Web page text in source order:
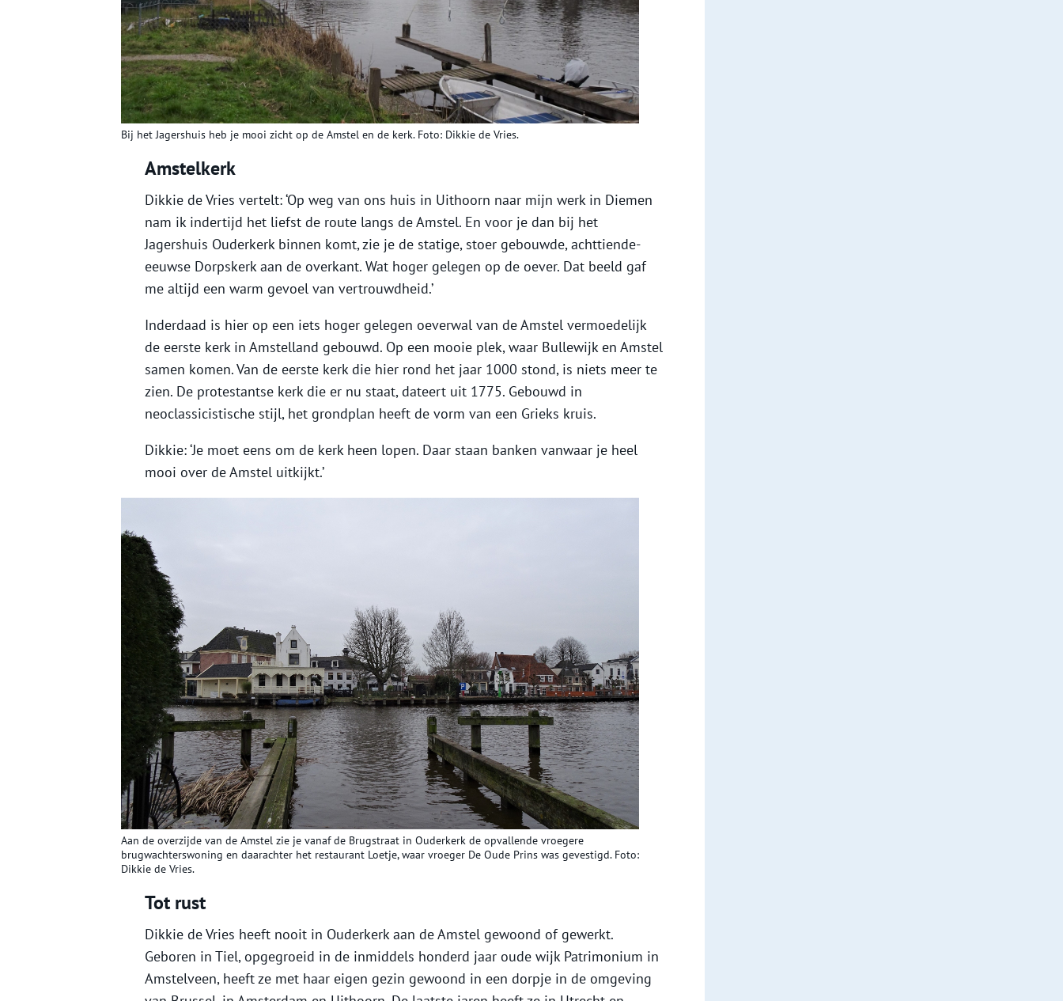
Bij het Jagershuis heb je mooi zicht op de Amstel en de kerk. Foto: Dikkie de Vries.
Amstelkerk
Dikkie de Vries vertelt: ‘Op weg van ons huis in Uithoorn naar mijn werk in Diemen
nam ik indertijd het liefst de route langs de Amstel. En voor je dan bij het
Jagershuis Ouderkerk binnen komt, zie je de statige, stoer gebouwde, achttiende-
eeuwse Dorpskerk aan de overkant. Wat hoger gelegen op de oever. Dat beeld gaf
me altijd een warm gevoel van vertrouwdheid.’
Inderdaad is hier op een iets hoger gelegen oeverwal van de Amstel vermoedelijk
de eerste kerk in Amstelland gebouwd. Op een mooie plek, waar Bullewijk en Amstel
samen komen. Van de eerste kerk die hier rond het jaar 1000 stond, is niets meer te
zien. De protestantse kerk die er nu staat, dateert uit 1775. Gebouwd in
neoclassicistische stijl, het grondplan heeft de vorm van een Grieks kruis.
Dikkie: ‘Je moet eens om de kerk heen lopen. Daar staan banken vanwaar je heel
mooi over de Amstel uitkijkt.’
Aan de overzijde van de Amstel zie je vanaf de Brugstraat in Ouderkerk de opvallende vroegere
brugwachterswoning en daarachter het restaurant Loetje, waar vroeger De Oude Prins was gevestigd. Foto:
Dikkie de Vries.
Tot rust
Dikkie de Vries heeft nooit in Ouderkerk aan de Amstel gewoond of gewerkt.
Geboren in Tiel, opgegroeid in de inmiddels honderd jaar oude wijk Patrimonium in
Amstelveen, heeft ze met haar eigen gezin gewoond in een dorpje in de omgeving